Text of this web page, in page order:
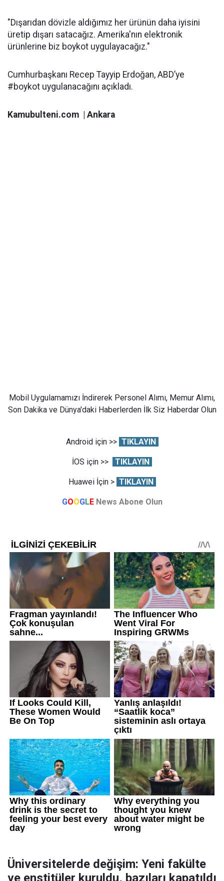
"Dışarıdan dövizle aldığımız her ürünün daha iyisini
üretip dışarı satacağız. Amerika'nın elektronik
ürünlerine biz boykot uygulayacağız."
Cumhurbaşkanı Recep Tayyip Erdoğan, ABD’ye
#boykot uygulanacağını açıkladı.
Kamubulteni.com | Ankara
Mobil Uygulamamızı İndirerek Personel Alımı, Memur Alımı,
Son Dakika ve Dünya'daki Haberlerden İlk Siz Haberdar Olun
Android için >> TIKLAYIN
İOS için >> TIKLAYIN
Huawei İçin > TIKLAYIN
GOOGLE News Abone Olun
Üniversitelerde değişim: Yeni fakülte
ve enstitüler kuruldu, bazıları kapatıldı